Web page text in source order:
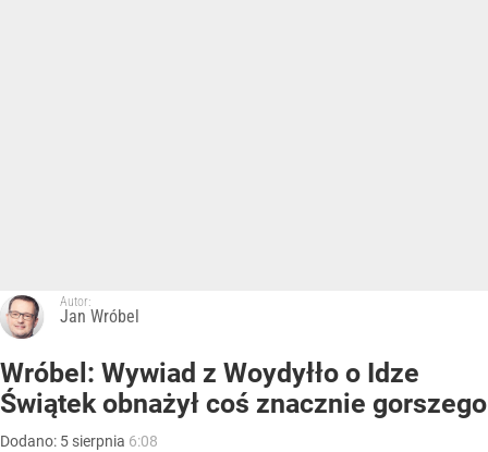
Autor:
Jan Wróbel
Wróbel: Wywiad z Woydyłło o Idze
Świątek obnażył coś znacznie gorszego
Dodano: 5 sierpnia 6:08